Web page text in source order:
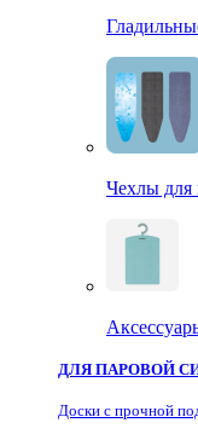
Чехлы для
ДЛЯ ПАРОВОЙ
Доски с прочной